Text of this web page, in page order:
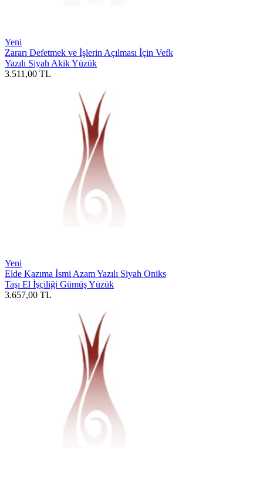
Yeni
Zararı Defetmek ve İşlerin Açılması İçin Vefk
Yazılı Siyah Akik Yüzük
3.511,00 TL
Yeni
Elde Kazıma İsmi Azam Yazılı Siyah Oniks
Taşı El İşçiliği Gümüş Yüzük
3.657,00 TL